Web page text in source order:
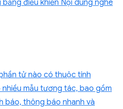
điều khiển Nội dung nghe
tử nào có thuộc tính
nhiều mẫu tương tác, bao gồm
báo, thông báo nhanh và